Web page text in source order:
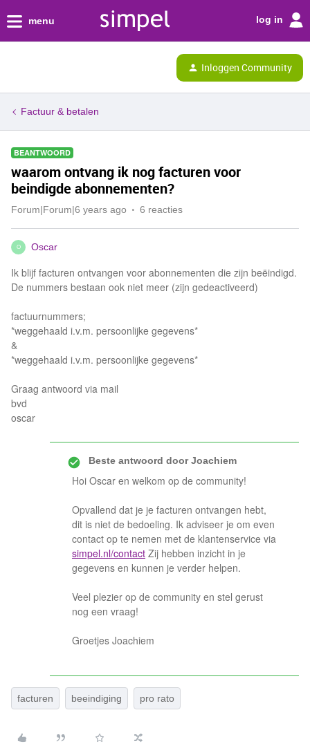
menu log in
Inloggen Community
Factuur & betalen
BEANTWOORD
waarom ontvang ik nog facturen voor
beindigde abonnementen?
Forum|Forum|6 years ago 6 reacties
O Oscar
Ik blijf facturen ontvangen voor abonnementen die zijn beëindigd.
De nummers bestaan ook niet meer (zijn gedeactiveerd)
factuurnummers;
*weggehaald i.v.m. persoonlijke gegevens*
&
*weggehaald i.v.m. persoonlijke gegevens*
Graag antwoord via mail
bvd
oscar
Beste antwoord doorJoachiem
Hoi Oscar en welkom op de community!
Opvallend dat je je facturen ontvangen hebt,
dit is niet de bedoeling. Ik adviseer je om even
contact op te nemen met de klantenservice via
simpel.nl/contact Zij hebben inzicht in je
gegevens en kunnen je verder helpen.
Veel plezier op de community en stel gerust
nog een vraag!
Groetjes Joachiem
facturen beeindiging pro rato